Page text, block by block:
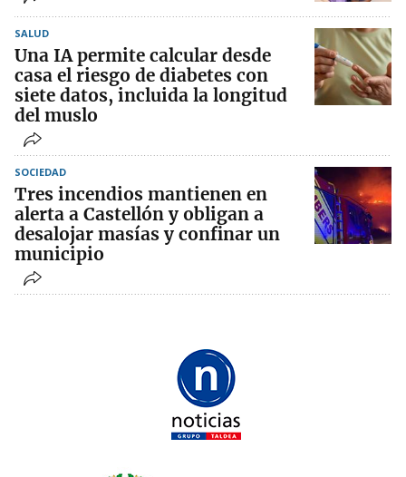
SALUD
Una IA permite calcular desde
casa el riesgo de diabetes con
siete datos, incluida la longitud
del muslo
SOCIEDAD
Tres incendios mantienen en
alerta a Castellón y obligan a
desalojar masías y confinar un
municipio